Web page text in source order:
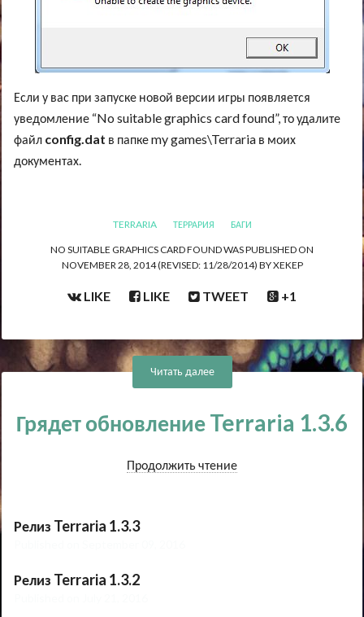
Если у вас при запуске новой версии игры появляется
уведомление “No suitable graphics card found”, то удалите
файл config.dat в папке my games\Terraria в моих
документах.
TERRARIA ТЕРРАРИЯ БАГИ
NO SUITABLE GRAPHICS CARD FOUNDWAS PUBLISHED ON
NOVEMBER 28, 2014(REVISED: 11/28/2014) XEKEP
LIKE LIKE TWEET +1
Читать далее
Грядет обновление Terraria 1.3.6
Продолжить чтение
Релиз Terraria 1.3.3
Релиз Terraria 1.3.2